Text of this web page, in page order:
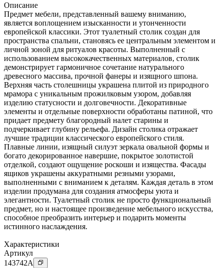
Описание
Предмет мебели, представленный вашему вниманию,
является воплощением изысканности и утонченности
европейской классики. Этот туалетный столик создан для
пространства спальни, становясь ее центральным элементом и
личной зоной для ритуалов красоты. Выполненный с
использованием высококачественных материалов, столик
демонстрирует гармоничное сочетание натурального
древесного массива, прочной фанеры и изящного шпона.
Верхняя часть столешницы украшена плитой из природного
мрамора с уникальным прожилковым узором, добавляя
изделию статусности и долговечности. Декоративные
элементы и отдельные поверхности обработаны патиной, что
придает предмету благородный налет старины и
подчеркивает глубину рельефа. Дизайн столика отражает
лучшие традиции классического европейского стиля.
Плавные линии, изящный силуэт зеркала овальной формы и
богато декорированное навершие, покрытое золотистой
отделкой, создают ощущение роскоши и изящества. Фасады
ящиков украшены аккуратными резными узорами,
выполненными с вниманием к деталям. Каждая деталь в этом
изделии продумана для создания атмосферы уюта и
элегантности. Туалетный столик не просто функциональный
предмет, но и настоящее произведение мебельного искусства,
способное преобразить интерьер и подарить моменты
истинного наслаждения.
Характеристики
Артикул
143742A